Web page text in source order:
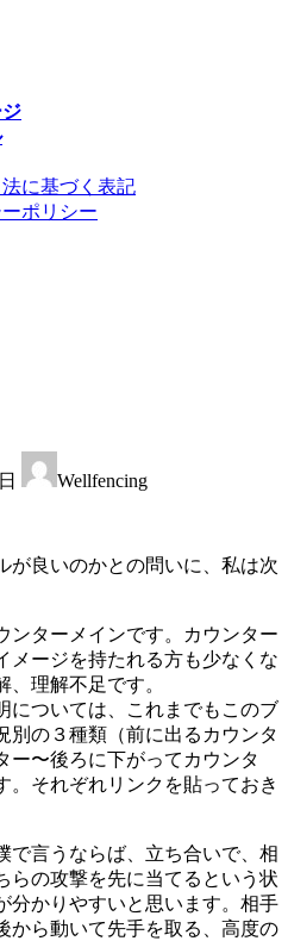
に基づく表記
ポリシー
Wellfencing
が良いのかとの問いに、私は次
ンターメインです。カウンター
メージを持たれる方も少なくな
理解不足です。
については、これまでもこのブ
別の３種類（前に出るカウンタ
ー〜後ろに下がってカウンタ
。それぞれリンクを貼っておき
で言うならば、立ち合いで、相
らの攻撃を先に当てるという状
分かりやすいと思います。相手
から動いて先手を取る、高度の